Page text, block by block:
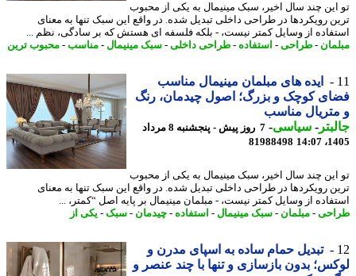
چند سال اخیر، سبک مینیمال به یکی از محبوب
رویکردها در طراحی داخلی تبدیل شده. در واقع این سبک تنها به معنای
از وسایل کمتر نیست، - بلکه فلسفه ای هستش که بر سادگی، نظم ...
-طراحی -استفاده-طراحی داخلی -سبک مینیمال-مناسب-محبوب ترین
ایده های مبلمان مینیمال مناسب
کوچک و بزرگ؛ اصول چیدمان، رنگ
مناسب
-سیاسی-
7 روز پیش - پنجشنبه 8 مرداد
81988498
چند سال اخیر، سبک مینیمال به یکی از محبوب
رویکردها در طراحی داخلی تبدیل شده. در واقع این سبک تنها به معنای
از وسایل کمتر نیست، - مبلمان مینیمال بر پایه اصل “کمتر، ...
-مبلمان-سبک مینیمال-استفاده-چیدمان-سبک-یکی از
تبدیل حمام ساده به اسپای مدرن و
بدون بازسازی و تنها با چند عنصر و